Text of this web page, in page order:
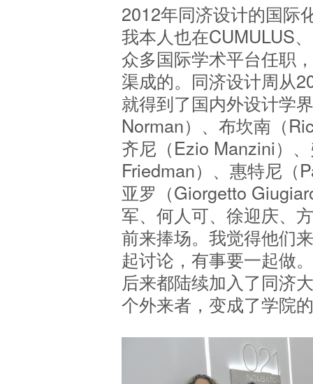
2012年同济设计的国际
我本人也在CUMULUS
众多国际学术平台任职
渠成的。同济设计周从
就得到了国内外设计学
Norman）、布坎南（
齐尼（Ezio Manzini）
Friedman）、惠特尼（
亚罗（Giorgetto
军、何人可、徐迎庆、
前来捧场。我觉得他们
起讨论，有事要一起做
后来都陆续加入了同济
个外来者，变成了学院